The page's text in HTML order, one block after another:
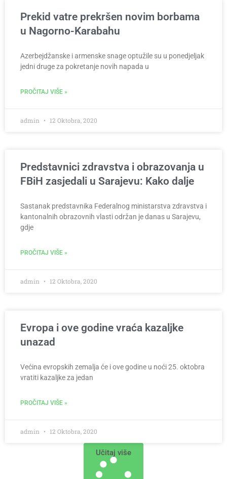
Prekid vatre prekršen novim borbama
u Nagorno-Karabahu
Azerbejdžanske i armenske snage optužile su u ponedjeljak
jedni druge za pokretanje novih napada u
PROČITAJ VIŠE »
admin 12 Oktobra, 2020
Predstavnici zdravstva i obrazovanja u
FBiH zasjedali u Sarajevu: Kako dalje
Sastanak predstavnika Federalnog ministarstva zdravstva i
kantonalnih obrazovnih vlasti održan je danas u Sarajevu,
gdje
PROČITAJ VIŠE »
admin 12 Oktobra, 2020
Evropa i ove godine vraća kazaljke
unazad
Većina evropskih zemalja će i ove godine u noći 25. oktobra
vratiti kazaljke za jedan
PROČITAJ VIŠE »
admin 12 Oktobra, 2020
Učitaj više